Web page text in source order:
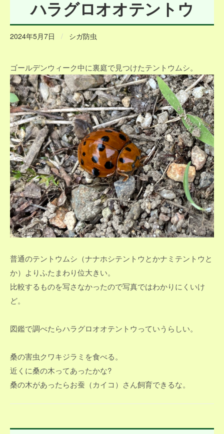
ハラグロオオテントウ
2024年5月7日 / シガ防虫
ゴールデンウィーク中に裏庭で見つけたテントウムシ。
普通のテントウムシ（ナナホシテントウとかナミテントウと
か）よりふたまわり位大きい。
比較するものを写さなかったので写真ではわかりにくいけ
ど。
図鑑で調べたらハラグロオオテントウっていうらしい。
桑の害虫クワキジラミを食べる。
近くに桑の木ってあったかな?
桑の木があったらお蚕（カイコ）さん飼育できるな。